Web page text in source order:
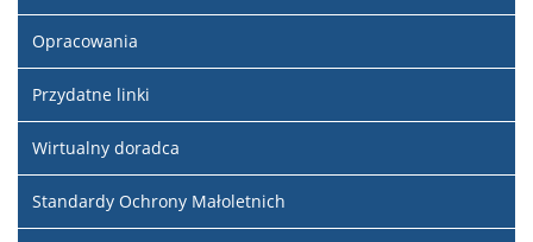
Opracowania
Przydatne linki
Wirtualny doradca
Standardy Ochrony Małoletnich